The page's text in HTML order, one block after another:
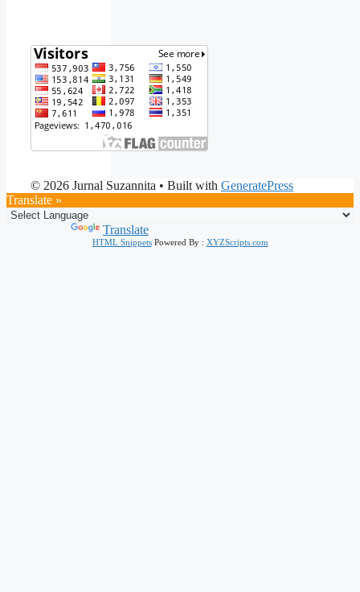
© 2026 Jurnal Suzannita • Built with GeneratePress
Translate »
Translate
HTML SnippetsPowered By : XYZScripts.com